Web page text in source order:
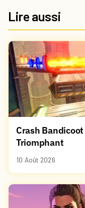
Lire aussi
Crash
Triomphant
10 Août 2026